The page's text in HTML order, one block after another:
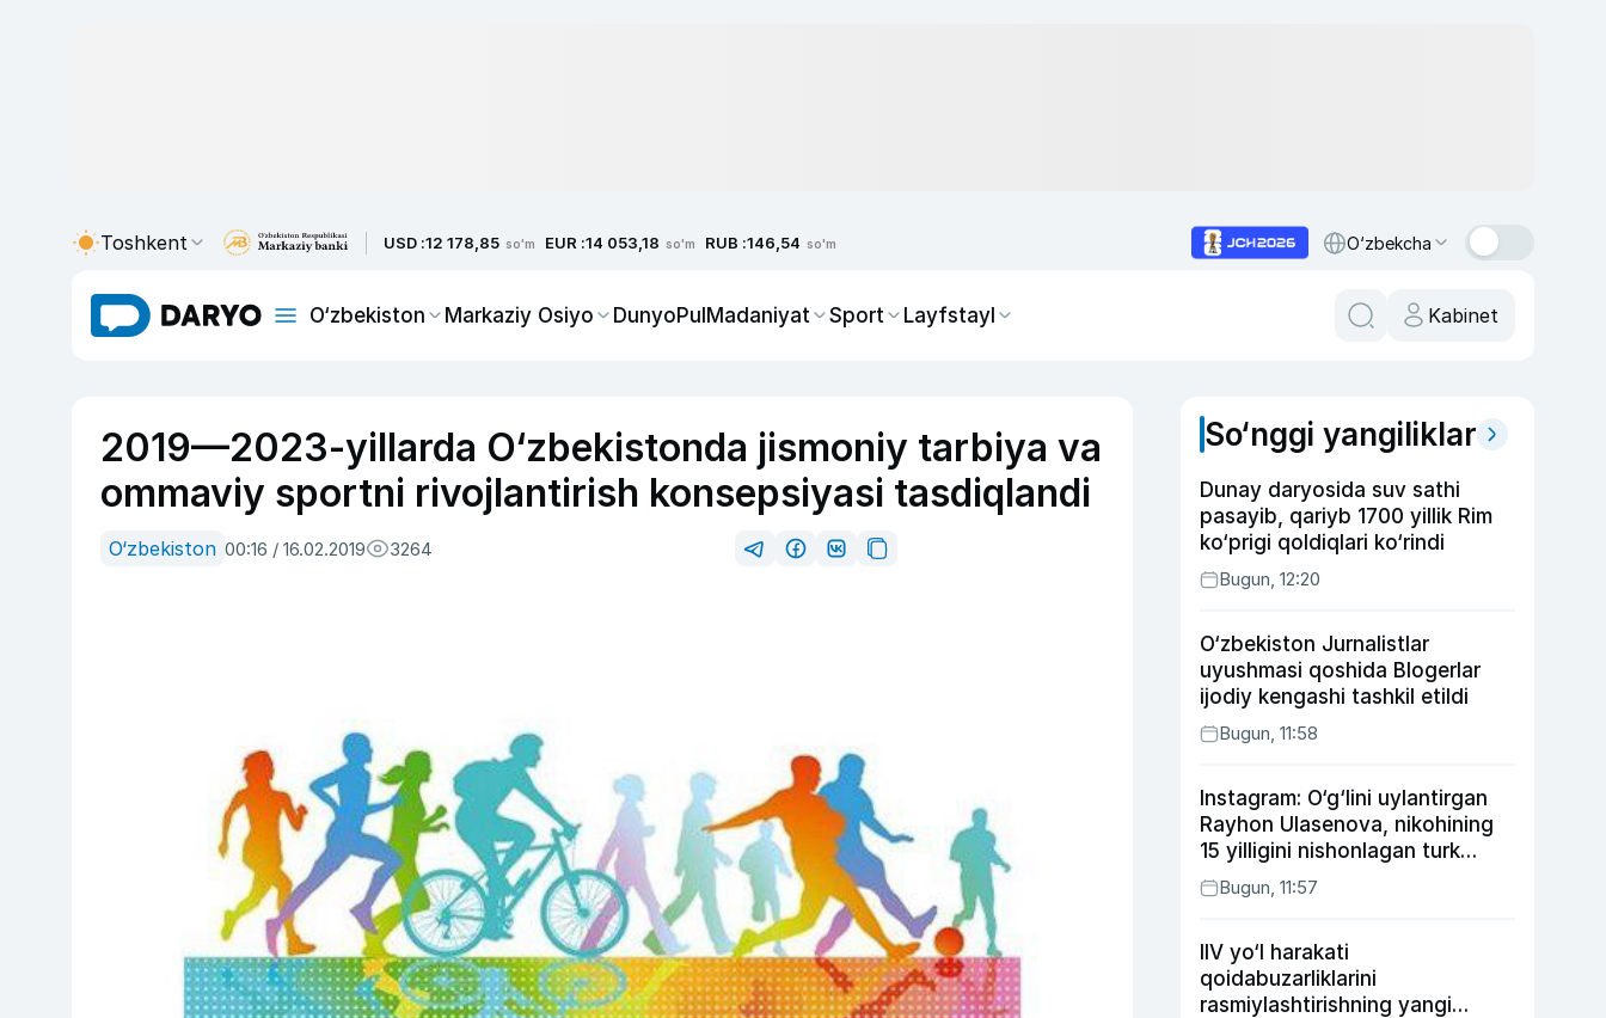
Toshkent USD :12 178,85 so'm EUR :14 053,18 so'm RUB :146,54 so'm O‘zbekcha
O‘zbekiston Markaziy Osiyo DunyoPulMadaniyat Sport Layfstayl Kabinet
2019—2023-yillarda O‘zbekistonda jismoniy tarbiya va
ommaviy sportni rivojlantirish konsepsiyasi tasdiqlandi
O‘zbekiston 00:16 / 16.02.2019 3264
So‘nggi yangiliklar
Dunay daryosida suv sathi
pasayib, qariyb 1700 yillik Rim
ko‘prigi qoldiqlari ko‘rindi
Bugun, 12:20
O‘zbekiston Jurnalistlar
uyushmasi qoshida Blogerlar
ijodiy kengashi tashkil etildi
Bugun, 11:58
Instagram: O‘g‘lini uylantirgan
Rayhon Ulasenova, nikohining
15 yilligini nishonlagan turk
aktyorlari va Kamelot qasriga
sayohat qilgan Zebo Rahimova
Bugun, 11:57
IIV yo‘l harakati
qoidabuzarliklarini
rasmiylashtirishning yangi